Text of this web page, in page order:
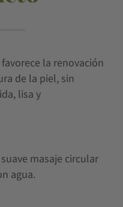
la renovación
de la piel, sin
lisa y
masaje circular
agua.